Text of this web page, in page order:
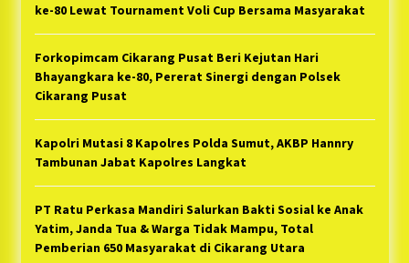
ke-80 Lewat Tournament Voli Cup Bersama Masyarakat
Forkopimcam Cikarang Pusat Beri Kejutan Hari
Bhayangkara ke-80, Pererat Sinergi dengan Polsek
Cikarang Pusat
Kapolri Mutasi 8 Kapolres Polda Sumut, AKBP Hannry
Tambunan Jabat Kapolres Langkat
PT Ratu Perkasa Mandiri Salurkan Bakti Sosial ke Anak
Yatim, Janda Tua & Warga Tidak Mampu, Total
Pemberian 650 Masyarakat di Cikarang Utara